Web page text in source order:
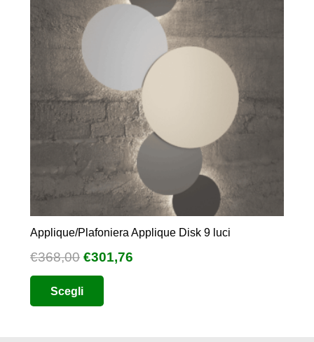
Applique/Plafoniera Applique Disk 9 luci
€368,00 Il
prezzo
originale
era:
€301,76
Scegli